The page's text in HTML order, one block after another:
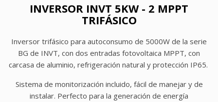
INVERSOR INVT 5KW - 2 MPPT
TRIFÁSICO
Inversor trifásico para autoconsumo de 5000W de la serie
BG de INVT, con dos entradas fotovoltaica MPPT, con
carcasa de aluminio, refrigeración natural y protección IP65.
Sistema de monitorización incluido, fácil de manejar y de
instalar. Perfecto para la generación de energía